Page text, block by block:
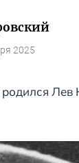
2025
Лев